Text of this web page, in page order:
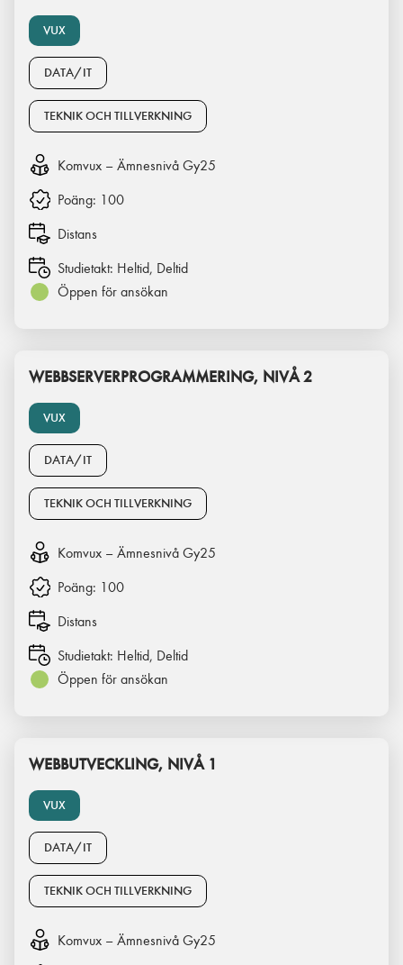
VUX
DATA/IT
TEKNIK OCH TILLVERKNING
Komvux – Ämnesnivå Gy25
Poäng: 100
Distans
Studietakt: Heltid, Deltid
Öppen för ansökan
VUX
WEBBSERVERPROGRAMMERING, NIVÅ 2
DATA/IT
TEKNIK OCH TILLVERKNING
Komvux – Ämnesnivå Gy25
Poäng: 100
Distans
Studietakt: Heltid, Deltid
Öppen för ansökan
VUX
WEBBUTVECKLING, NIVÅ 1
DATA/IT
TEKNIK OCH TILLVERKNING
Komvux – Ämnesnivå Gy25